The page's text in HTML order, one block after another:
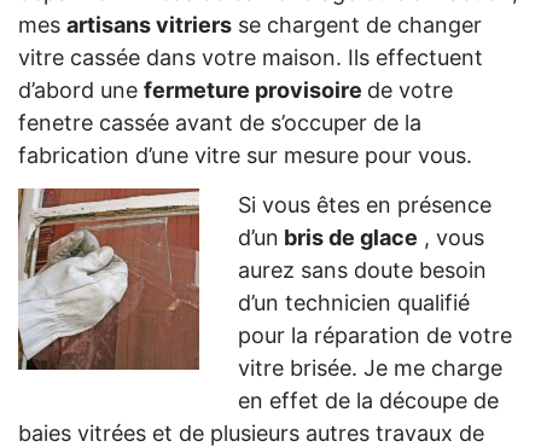
mes artisans vitriers se chargent de changer
vitre cassée dans votre maison. Ils effectuent
d’abord une fermeture provisoire de votre
fenetre cassée avant de s’occuper de la
fabrication d’une vitre sur mesure pour vous.
Si vous êtes en présence
d’un bris de glace , vous
aurez sans doute besoin
d’un technicien qualifié
pour la réparation de votre
vitre brisée. Je me charge
en effet de la découpe de
baies vitrées et de plusieurs autres travaux de